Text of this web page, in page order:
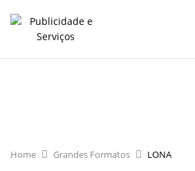
Home Grandes Formatos LONA